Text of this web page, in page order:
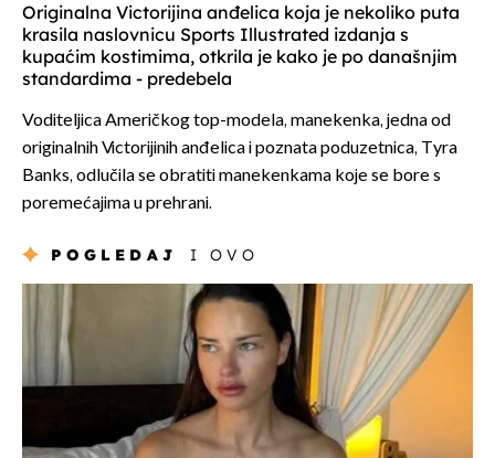
Originalna Victorijina anđelica koja je nekoliko puta
krasila naslovnicu Sports Illustrated izdanja s
kupaćim kostimima, otkrila je kako je po današnjim
standardima - predebela
Voditeljica Američkog top-modela, manekenka, jedna od
originalnih Victorijinih anđelica i poznata poduzetnica, Tyra
Banks, odlučila se obratiti manekenkama koje se bore s
poremećajima u prehrani.
POGLEDAJ I OVO